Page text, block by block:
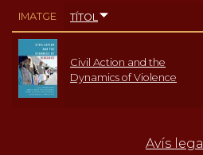
IMATGE TÍTOL
Civil Action and the
Dynamics of Violence
Avís legal